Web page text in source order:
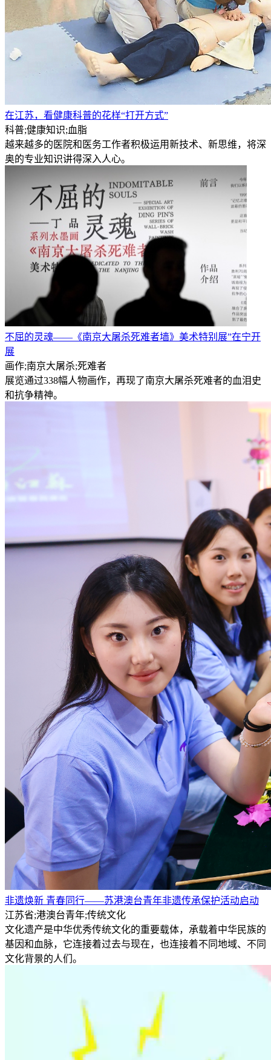
在江苏，看健康科普的花样“打开方式”
科普;健康知识;血脂
越来越多的医院和医务工作者积极运用新技术、新思维，将深
奥的专业知识讲得深入人心。
不屈的灵魂——《南京大屠杀死难者墙》美术特别展”在宁开
展
画作;南京大屠杀;死难者
展览通过338幅人物画作，再现了南京大屠杀死难者的血泪史
和抗争精神。
非遗焕新 青春同行——苏港澳台青年非遗传承保护活动启动
江苏省;港澳台青年;传统文化
文化遗产是中华优秀传统文化的重要载体，承载着中华民族的
基因和血脉，它连接着过去与现在，也连接着不同地域、不同
文化背景的人们。